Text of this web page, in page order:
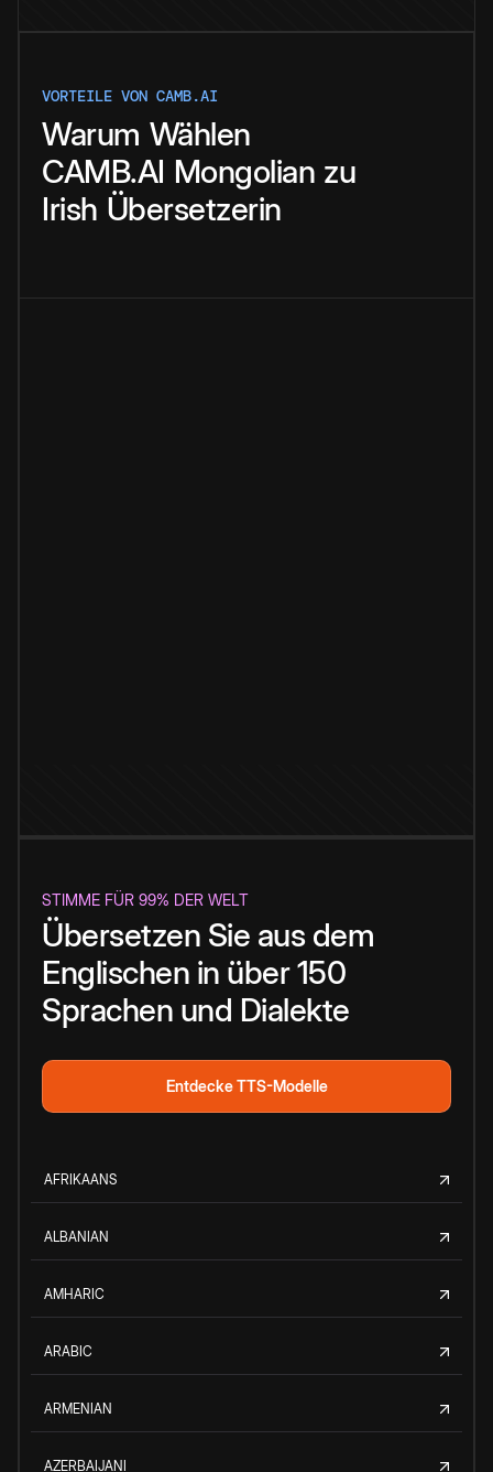
VORTEILE VON CAMB.AI
Warum Wählen
CAMB.AI Mongolian zu
Irish Übersetzerin
STIMME FÜR 99% DER WELT
Übersetzen Sie aus dem
Englischen in über 150
Sprachen und Dialekte
Entdecke TTS-Modelle
AFRIKAANS
ALBANIAN
AMHARIC
ARABIC
ARMENIAN
AZERBAIJANI